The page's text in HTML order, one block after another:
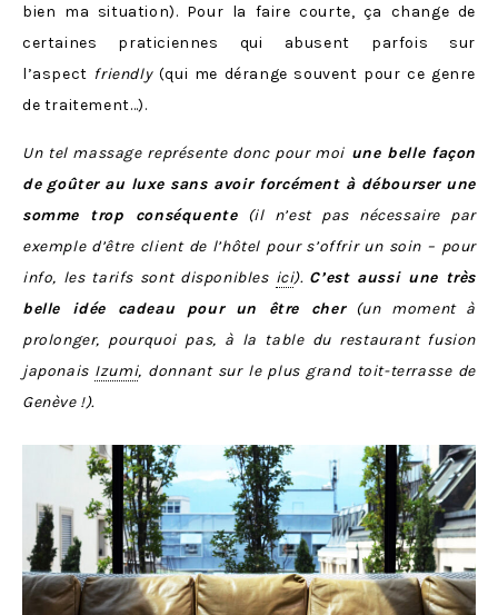
bien ma situation). Pour la faire courte, ça change de
certaines praticiennes qui abusent parfois sur
l’aspect friendly(qui me dérange souvent pour ce genre
de traitement…).
Un tel massage représente donc pour moi une belle façon
de goûter au luxe sans avoir forcément à débourser une
somme trop conséquente(il n’est pas nécessaire par
exemple d’être client de l’hôtel pour s’offrir un soin – pour
info, les tarifs sont disponibles ici). C’est aussi une très
belle idée cadeau pour un être cher(un moment à
prolonger, pourquoi pas, à la table du restaurant fusion
japonais Izumi, donnant sur le plus grand toit-terrasse de
Genève !).